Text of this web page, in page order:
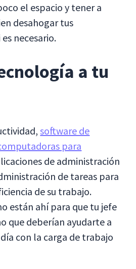
el espacio y tener a
desahogar tus
necesario.
a tu
software de
para
de administración
de tareas para
de su trabajo.
están ahí para que tu jefe
que deberían ayudarte a
con la carga de trabajo